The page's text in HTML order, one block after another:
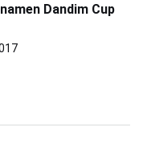
Dandim Cup